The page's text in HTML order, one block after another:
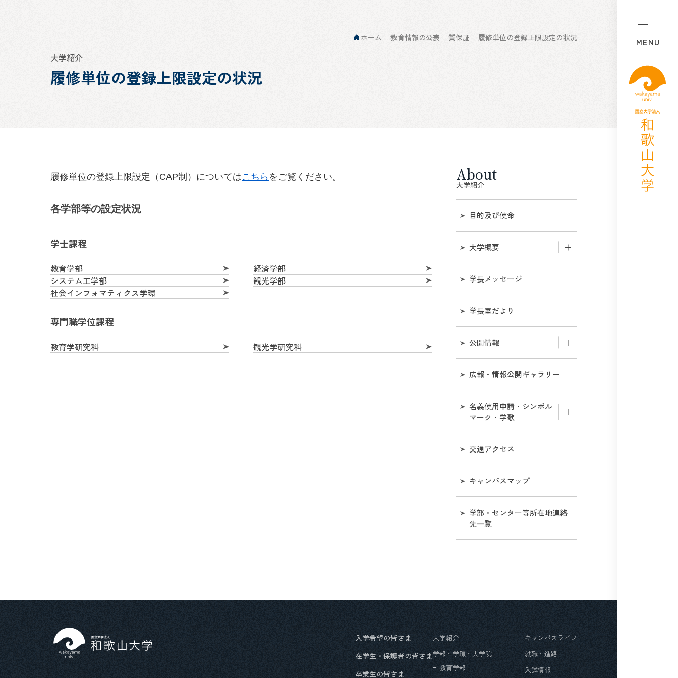
MENU
ホーム 教育情報の公表 質保証 履修単位の登録上限設定の状況
大学紹介
履修単位の登録上限設定の状況
履修単位の登録上限設定（CAP制）についてはこちら をご覧ください。
各学部等の設定状況
学士課程
教育学部
経済学部
システム工学部
観光学部
社会インフォマティクス学環
専門職学位課程
教育学研究科 観光学研究科
About
大学紹介
目的及び使命
大学概要
和歌山大学のあゆみ
役職員
教育研究評議会
経営協議会
学部・センター等所在地連
学長メッセージ
学長室だより
公開情報
組織
評価・監査に関する情報
大学等の設置に係る設置計
画書及び設置計画履行状況
報告書等に関する情報
学長選考
独立行政法人等の役員に就
期間末に⽬指す専任教員の
広報・情報公開ギャラリー
名義使用申請・シンボル
マーク・学歌
名義使用申請について
いて［和歌山大学視覚表現
学歌
交通アクセス
キャンパスマップ
学部・センター等所在地連絡
先一覧
入学希望の皆さま
在学生・保護者の皆さま
卒業生の皆さま
大学紹介
学部・学環・大学院
教育学部
キャンパスライフ
就職・進路
入試情報